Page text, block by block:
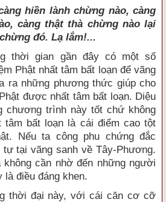
hiền lành chừng nào, càng
càng thật thà chừng nào lại
đó. Lạ lắm!...
thời gian gần đây có một số
Phật nhất tâm bất loạn để vãng
ra những phương thức giúp cho
được nhất tâm bất loạn. Diệu
chương trình này tốt chứ không
tâm bất loạn là cái điểm cao tột
Nếu ta công phu chứng đắc
tại vãng sanh về Tây-Phương.
cần nhờ đến những người
là điều đáng khen.
thời đại này, với cái căn cơ cỡ